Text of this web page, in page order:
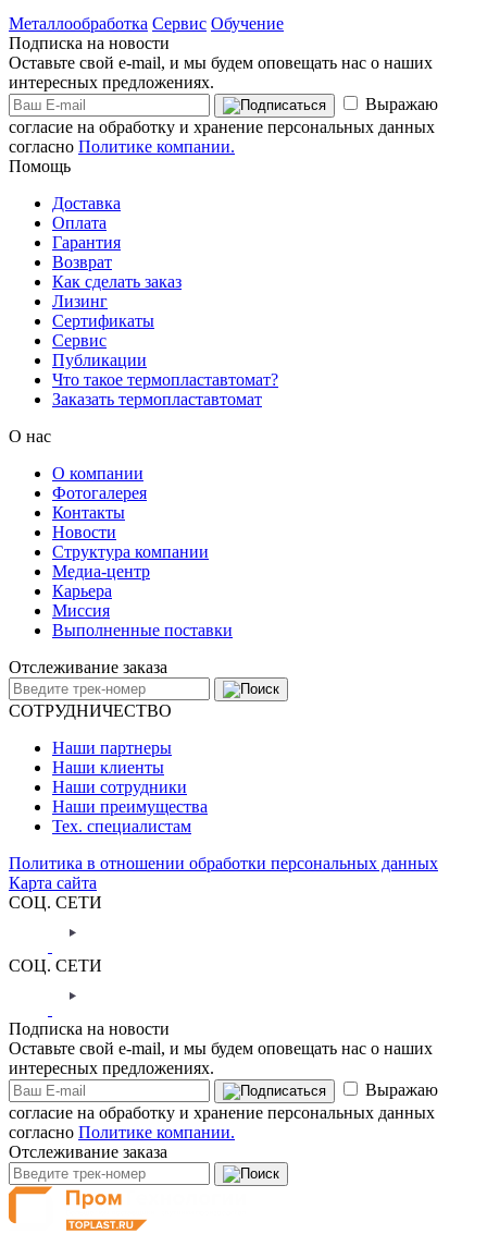
Металлообработка Сервис Обучение
Подписка на новости
Оставьте свой e-mail, и мы будем оповещать нас о наших
интересных предложениях.
Выражаю
согласие на обработку и хранение персональных данных
согласно Политике компании.
Помощь
Доставка
Оплата
Гарантия
Возврат
Как сделать заказ
Лизинг
Сертификаты
Сервис
Публикации
Что такое термопластавтомат?
Заказать термопластавтомат
О нас
О компании
Фотогалерея
Контакты
Новости
Структура компании
Медиа-центр
Карьера
Миссия
Выполненные поставки
Отслеживание заказа
СОТРУДНИЧЕСТВО
Наши партнеры
Наши клиенты
Наши сотрудники
Наши преимущества
Тех. специалистам
Политика в отношении обработки персональных данных
Карта сайта
СОЦ. СЕТИ
СОЦ. СЕТИ
Подписка на новости
Оставьте свой e-mail, и мы будем оповещать нас о наших
интересных предложениях.
Выражаю
согласие на обработку и хранение персональных данных
согласно Политике компании.
Отслеживание заказа